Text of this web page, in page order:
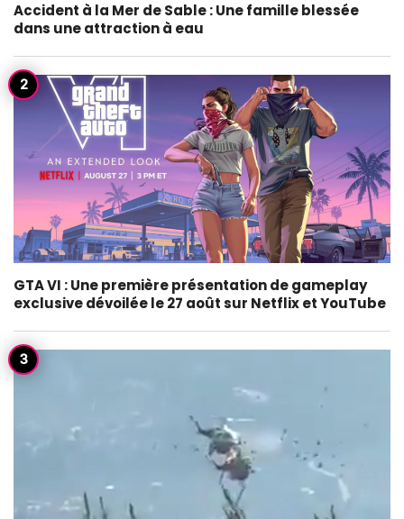
Accident à la Mer de Sable : Une famille blessée
dans une attraction à eau
GTA VI : Une première présentation de gameplay
exclusive dévoilée le 27 août sur Netflix et YouTube